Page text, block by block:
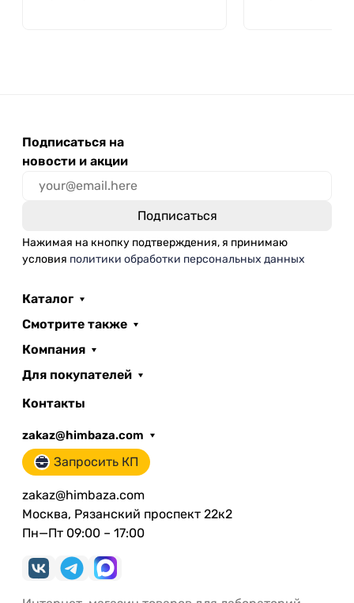
Подписаться на
новости и акции
Нажимая на кнопку подтверждения, я принимаю
условия политики обработки персональных данных
Каталог
Смотрите также
Компания
Для покупателей
Контакты
zakaz@himbaza.com
Запросить КП
zakaz@himbaza.com
Москва, Рязанский проспект 22к2
Пн—Пт 09:00 – 17:00